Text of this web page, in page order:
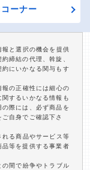
ーナー
と選択の機会を提供
締結の代理、斡旋、
にいかなる関与もす
の正確性には細心の
するいかなる情報も
際には、必ず商品を
自身でご確認下さ
る商品やサービス等
等を提供する事業者
間で紛争やトラブル